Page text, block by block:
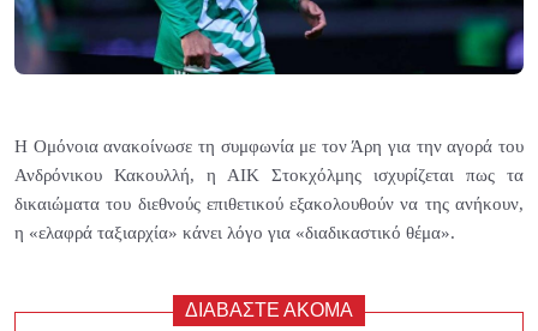
Η Ομόνοια ανακοίνωσε τη συμφωνία με τον Άρη για την αγορά του
Ανδρόνικου Κακουλλή, η ΑΙΚ Στοκχόλμης ισχυρίζεται πως τα
δικαιώματα του διεθνούς επιθετικού εξακολουθούν να της ανήκουν,
η «ελαφρά ταξιαρχία» κάνει λόγο για «διαδικαστικό θέμα».
ΔΙΑΒΑΣΤΕ ΑΚΟΜΑ